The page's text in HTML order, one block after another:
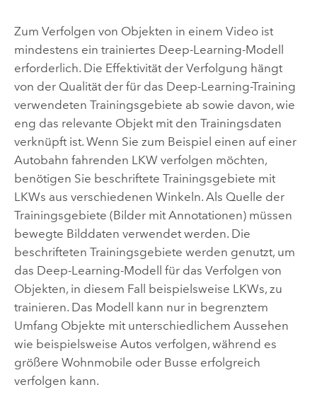
Zum Verfolgen von Objekten in einem Video ist
mindestens ein trainiertes Deep-Learning-Modell
erforderlich. Die Effektivität der Verfolgung hängt
von der Qualität der für das Deep-Learning-Training
verwendeten Trainingsgebiete ab sowie davon, wie
eng das relevante Objekt mit den Trainingsdaten
verknüpft ist. Wenn Sie zum Beispiel einen auf einer
Autobahn fahrenden LKW verfolgen möchten,
benötigen Sie beschriftete Trainingsgebiete mit
LKWs aus verschiedenen Winkeln. Als Quelle der
Trainingsgebiete (Bilder mit Annotationen) müssen
bewegte Bilddaten verwendet werden. Die
beschrifteten Trainingsgebiete werden genutzt, um
das Deep-Learning-Modell für das Verfolgen von
Objekten, in diesem Fall beispielsweise LKWs, zu
trainieren. Das Modell kann nur in begrenztem
Umfang Objekte mit unterschiedlichem Aussehen
wie beispielsweise Autos verfolgen, während es
größere Wohnmobile oder Busse erfolgreich
verfolgen kann.